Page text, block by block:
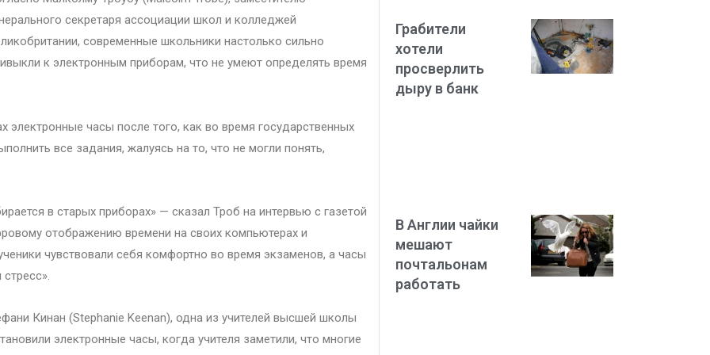
секретаря ассоциации школ и колледжей
современные школьники настолько сильно
к электронным приборам, что не умеют определять время
электронные часы после того, как во время государственных
все задания, жалуясь на то, что не могли понять,
в старых приборах» — сказал Троб на интервью с газетой
отображению времени на своих компьютерах и
чувствовали себя комфортно во время экзаменов, а часы
Кинан (Stephanie Keenan), одна из учителей высшей школы
электронные часы, когда учителя заметили, что многие
Грабители
хотели
просверлить
дыру в банк
В Англии чайки
мешают
почтальонам
работать